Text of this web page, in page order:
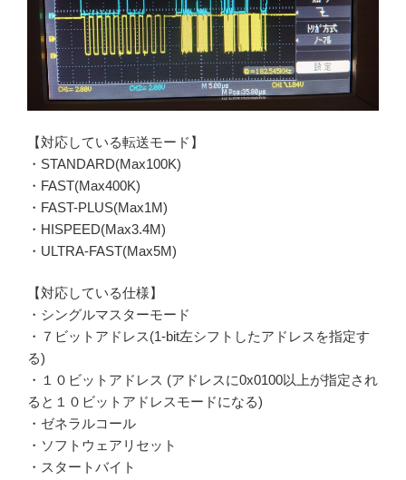
【対応している転送モード】
・STANDARD(Max100K)
・FAST(Max400K)
・FAST-PLUS(Max1M)
・HISPEED(Max3.4M)
・ULTRA-FAST(Max5M)
【対応している仕様】
・シングルマスターモード
・７ビットアドレス(1-bit左シフトしたアドレスを指定す
る)
・１０ビットアドレス (アドレスに0x0100以上が指定され
ると１０ビットアドレスモードになる)
・ゼネラルコール
・ソフトウェアリセット
・スタートバイト